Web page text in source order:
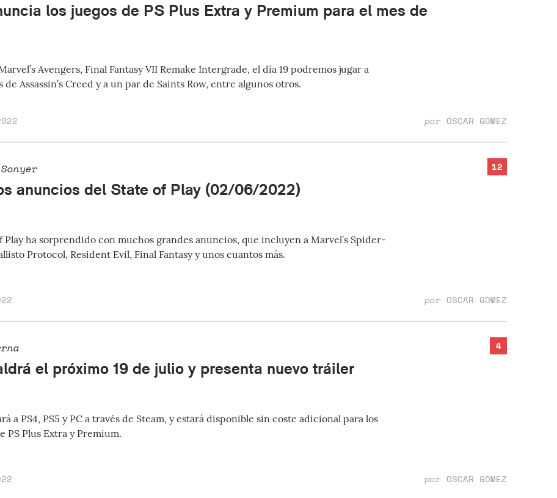
los juegos de PS Plus Extra y Premium para el mes de
Avengers, Final Fantasy VII Remake Intergrade, el día 19 podremos jugar a
Assassin’s Creed y a un par de Saints Row, entre algunos otros.
por ÓSCAR GÓMEZ
12
anuncios del State of Play (02/06/2022)
Play ha sorprendido con muchos grandes anuncios, que incluyen a Marvel’s Spider-
Protocol, Resident Evil, Final Fantasy y unos cuantos más.
por ÓSCAR GÓMEZ
4
el próximo 19 de julio y presenta nuevo tráiler
a PS4, PS5 y PC a través de Steam, y estará disponible sin coste adicional para los
PS Plus Extra y Premium.
por ÓSCAR GÓMEZ